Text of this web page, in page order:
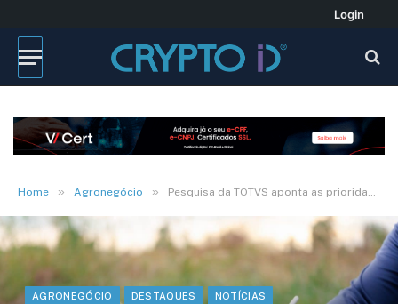
Login
Home » Agronegócio » Pesquisa da TOTVS aponta as prioridades de investimento tecnológico de diferentes segmentos do Agro
AGRONEGÓCIO DESTAQUES NOTÍCIAS